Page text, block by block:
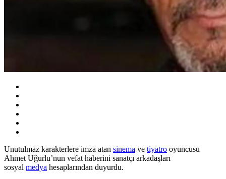
Unutulmaz karakterlere imza atan sinema ve tiyatro oyuncusu
Ahmet Uğurlu’nun vefat haberini sanatçı arkadaşları
sosyal medya hesaplarından duyurdu.